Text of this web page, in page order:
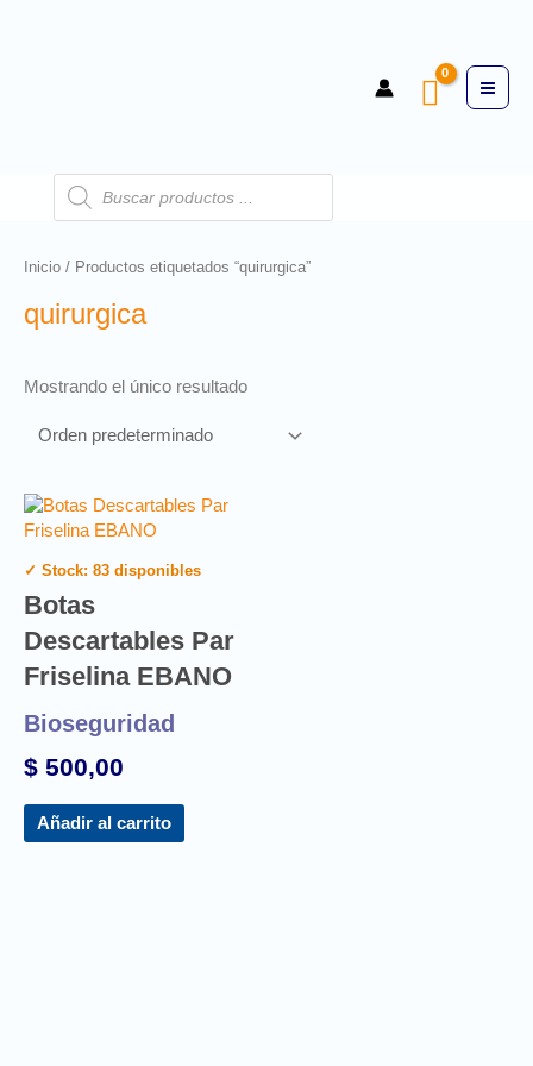
Inicio / Productos etiquetados “quirurgica”
quirurgica
Mostrando el único resultado
✓ Stock: 83 disponibles
Botas
Descartables Par
Friselina EBANO
Bioseguridad
$ 500,00
Añadir al carrito